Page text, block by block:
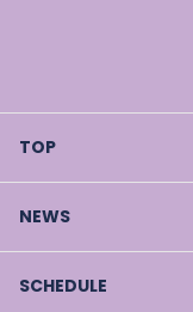
TOP
NEWS
SCHEDULE